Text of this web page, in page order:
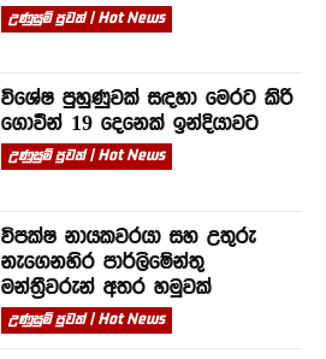
උණුසුම් පුවත් | Hot News
විශේෂ පුහුණුවක් සඳහා මෙරට කිරි
ගොවීන් 19 දෙනෙක් ඉන්දියාවට
උණුසුම් පුවත් | Hot News
විපක්ෂ නායකවරයා සහ උතුරු
නැගෙනහිර පාර්ලිමේන්තු
මන්ත්‍රීවරුන් අතර හමුවක්
උණුසුම් පුවත් | Hot News